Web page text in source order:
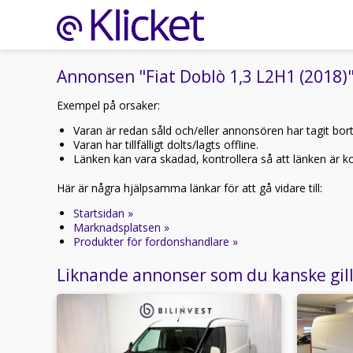
Annonsen "Fiat Doblò 1,3 L2H1
Exempel på orsaker:
Varan är redan såld och/eller annonsören har tagit
Varan har tillfälligt dolts/lagts offline.
Länken kan vara skadad, kontrollera så att länken är
Här är några hjälpsamma länkar för att gå vidare till:
Startsidan »
Marknadsplatsen »
Produkter för fordonshandlare »
Liknande annonser som du kanske